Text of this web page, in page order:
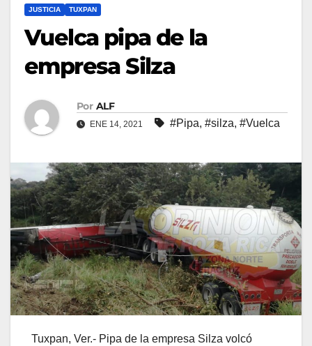
JUSTICIA TUXPAN
Vuelca pipa de la
empresa Silza
Por ALF
ENE 14, 2021 #Pipa, #silza, #Vuelca
Tuxpan, Ver.- Pipa de la empresa Silza volcó